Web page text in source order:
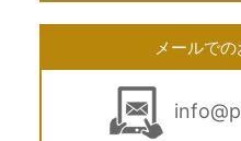
メールで